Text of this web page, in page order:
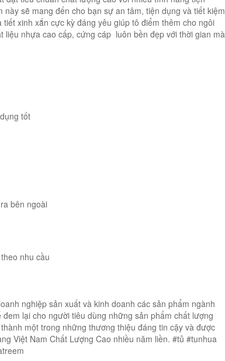
sẽ mang đến cho bạn sự an tâm, tiện dụng và tiết kiệm
xinh xắn cực kỳ đáng yêu giúp tô điểm thêm cho ngôi
liệu nhựa cao cấp, cứng cáp luôn bền đẹp với thời gian mà
tốt
bên ngoài
nhu cầu
nghiệp sản xuất và kinh doanh các sản phẩm ngành
lại cho người tiêu dùng những sản phẩm chất lượng
một trong những thương thiệu đáng tin cậy và được
Việt Nam Chất Lượng Cao nhiều năm liền. #tủ #tunhua